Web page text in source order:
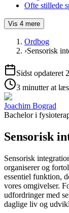
Ofte stillede
Vis 4 mere
Ordbog
›Sensorisk
Sidst opdateret
3 minutter at
Joachim Bograd
Bachelor i
Sensorisk
Sensorisk
organiserer og
essentiel funktion,
vores omgivelser.
udfordringer med
daglige liv og